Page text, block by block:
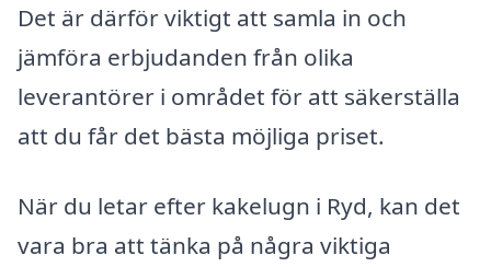
Det är därför viktigt att samla in och
jämföra erbjudanden från olika
leverantörer i området för att säkerställa
att du får det bästa möjliga priset.
När du letar efter kakelugn i Ryd, kan det
vara bra att tänka på några viktiga